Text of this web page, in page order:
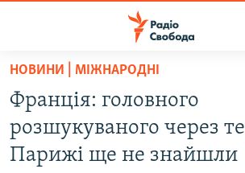
Перейти
основного
матеріалу
Перейти
до
ВСЕ ЗА ДОБУ
СТАТТІ
НОВИНИ | МІЖНАРОДНІ
Франція: головного
розшукуваного через
Парижі ще не знайшли